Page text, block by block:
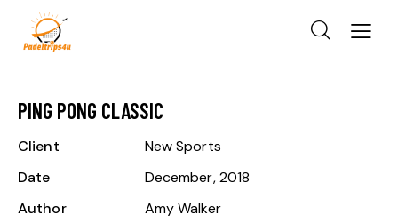
PING PONG CLASSIC
Client
New Sports
Date
December, 2018
Author
Amy Walker